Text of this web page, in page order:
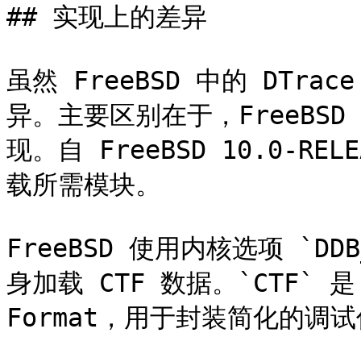
## 实现上的差异
虽然 FreeBSD 中的
异。主要区别在于，
现。自 FreeBSD 10.0-
载所需模块。
FreeBSD 使用内核选项
身加载 CTF 数据。`CTF`
Format，用于封装简化的调